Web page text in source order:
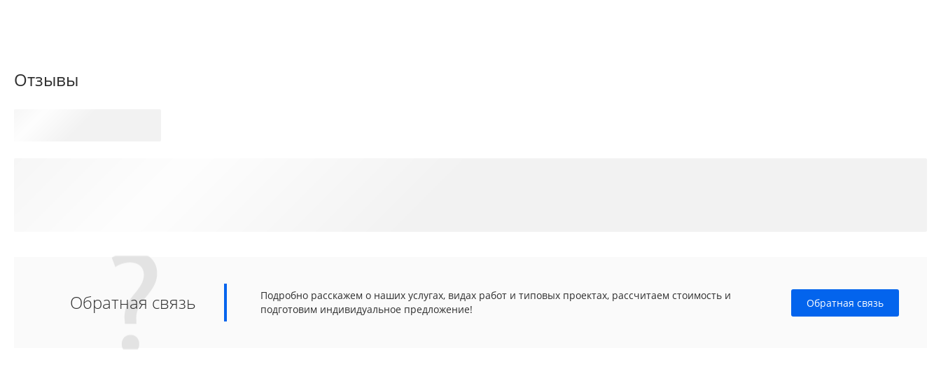
Отзывы
Обратная связь
Подробно расскажем о наших услугах, видах работ и типовых проектах, рассчитаем стоимость и
подготовим индивидуальное предложение!
Обратная связь